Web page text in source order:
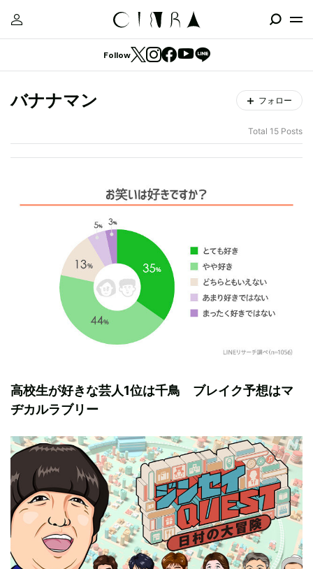
Follow
バナナマン フォロー
Total 15 Posts
高校生が好きな芸人1位は千鳥 ブレイク予想はマ
ヂカルラブリー